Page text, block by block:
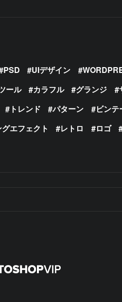
PSD UIデザイン
ール カラフル グランジ
トレンド パターン ビンテ
エフェクト レトロ ロゴ